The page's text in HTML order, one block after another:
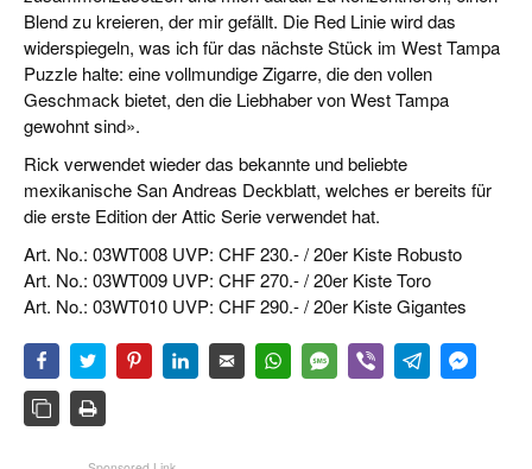
Blend zu kreieren, der mir gefällt. Die Red Linie wird das
widerspiegeln, was ich für das nächste Stück im West Tampa
Puzzle halte: eine vollmundige Zigarre, die den vollen
Geschmack bietet, den die Liebhaber von West Tampa
gewohnt sind».
Rick verwendet wieder das bekannte und beliebte
mexikanische San Andreas Deckblatt, welches er bereits für
die erste Edition der Attic Serie verwendet hat.
Art. No.: 03WT008 UVP: CHF 230.- / 20er Kiste Robusto
Art. No.: 03WT009 UVP: CHF 270.- / 20er Kiste Toro
Art. No.: 03WT010 UVP: CHF 290.- / 20er Kiste Gigantes